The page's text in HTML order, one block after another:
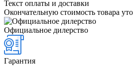
Текст оплаты и доставки
Окончательную стоимость товара
Официальное дилерство
Гарантия